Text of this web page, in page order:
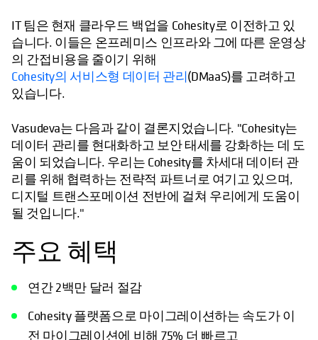
IT 팀은 현재 클라우드 백업을 Cohesity로 이전하고 있
습니다. 이들은 온프레미스 인프라와 그에 따른 운영상
의 간접비용을 줄이기 위해
Cohesity의 서비스형 데이터 관리(DMaaS)를 고려하고
있습니다.
Vasudeva는 다음과 같이 결론지었습니다. "Cohesity는
데이터 관리를 현대화하고 보안 태세를 강화하는 데 도
움이 되었습니다. 우리는 Cohesity를 차세대 데이터 관
리를 위해 협력하는 전략적 파트너로 여기고 있으며,
디지털 트랜스포메이션 전반에 걸쳐 우리에게 도움이
될 것입니다."
주요 혜택
연간 2백만 달러 절감
Cohesity 플랫폼으로 마이그레이션하는 속도가 이
전 마이그레이션에 비해 75% 더 빠르고